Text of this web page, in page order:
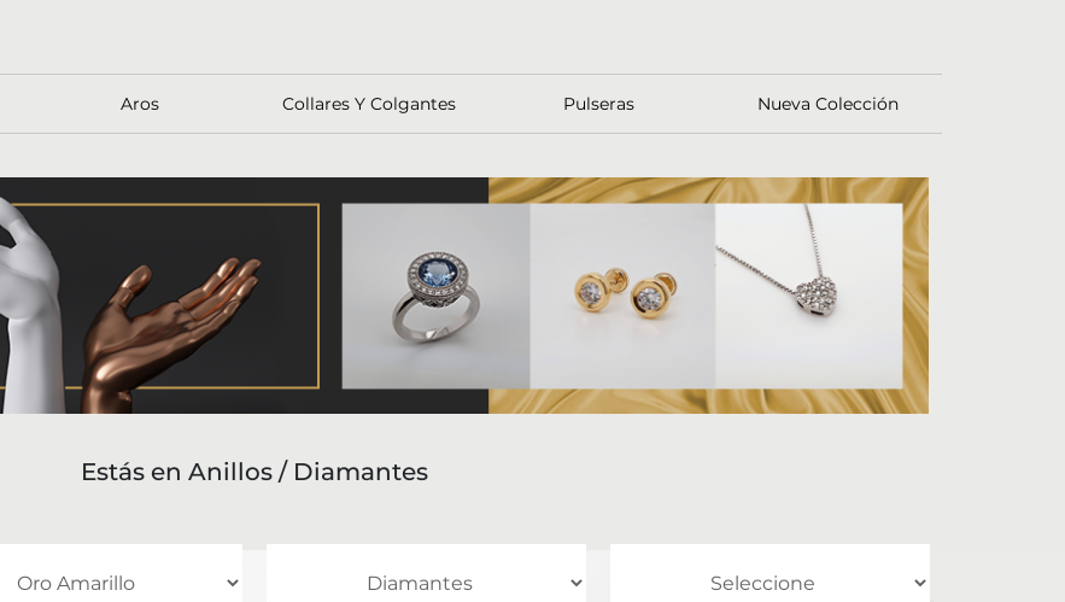
Aros Collares Y Colgantes Pulseras Nueva Colección
Estás en Anillos / Diamantes